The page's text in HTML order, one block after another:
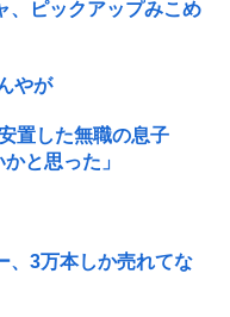
、ピックアップみこめ
やが
置した無職の息子
と思った」
、3万本しか売れてな